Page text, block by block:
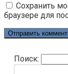
Сохранить
браузере для
Поиск: